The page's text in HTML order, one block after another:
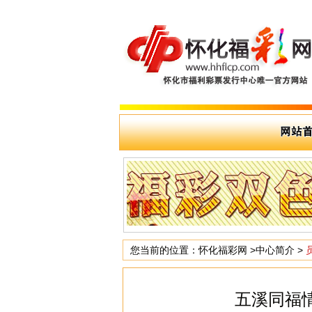
您当前的位置：怀化福彩网 >中心简介>
五溪同福